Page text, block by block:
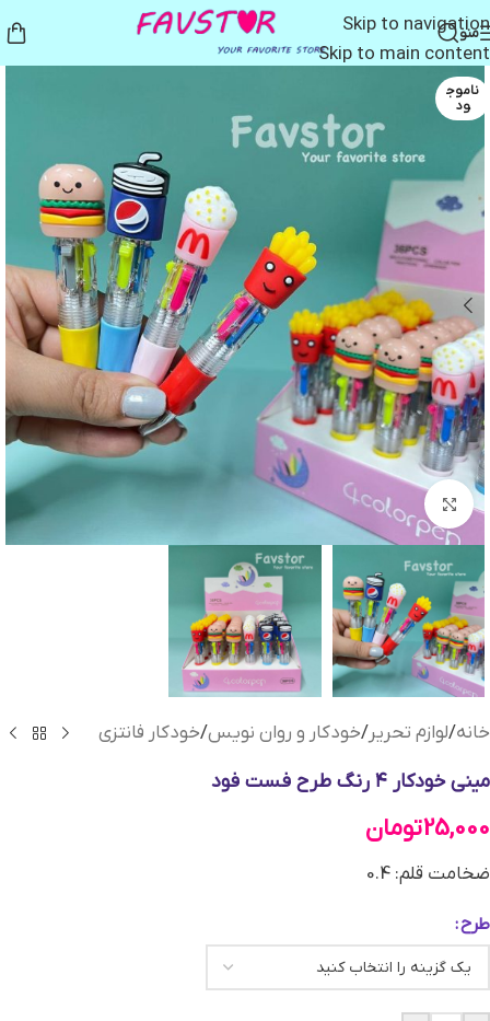
Skip to navigation
Skip to main content
منو
ناموج
ود
بزرگنمایی تصویر
خانه/لوازم تحریر/خودکار و روان نویس/خودکار فانتزی
مینی خودکار ۴ رنگ طرح فست فود
25,000تومان
ضخامت قلم: 0.4
طرح